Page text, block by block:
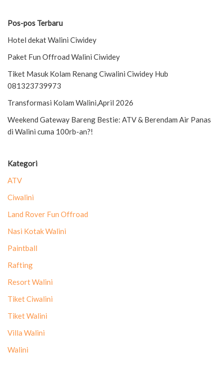
Pos-pos Terbaru
Hotel dekat Walini Ciwidey
Paket Fun Offroad Walini Ciwidey
Tiket Masuk Kolam Renang Ciwalini Ciwidey Hub
081323739973
Transformasi Kolam Walini,April 2026
Weekend Gateway Bareng Bestie: ATV & Berendam Air Panas
di Walini cuma 100rb-an?!
Kategori
ATV
Ciwalini
Land Rover Fun Offroad
Nasi Kotak Walini
Paintball
Rafting
Resort Walini
Tiket Ciwalini
Tiket Walini
Villa Walini
Walini